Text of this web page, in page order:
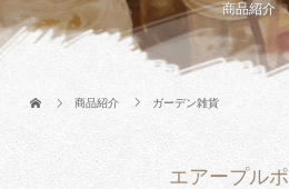
商品紹介
商品紹介 ガーデン雑貨
エアープル